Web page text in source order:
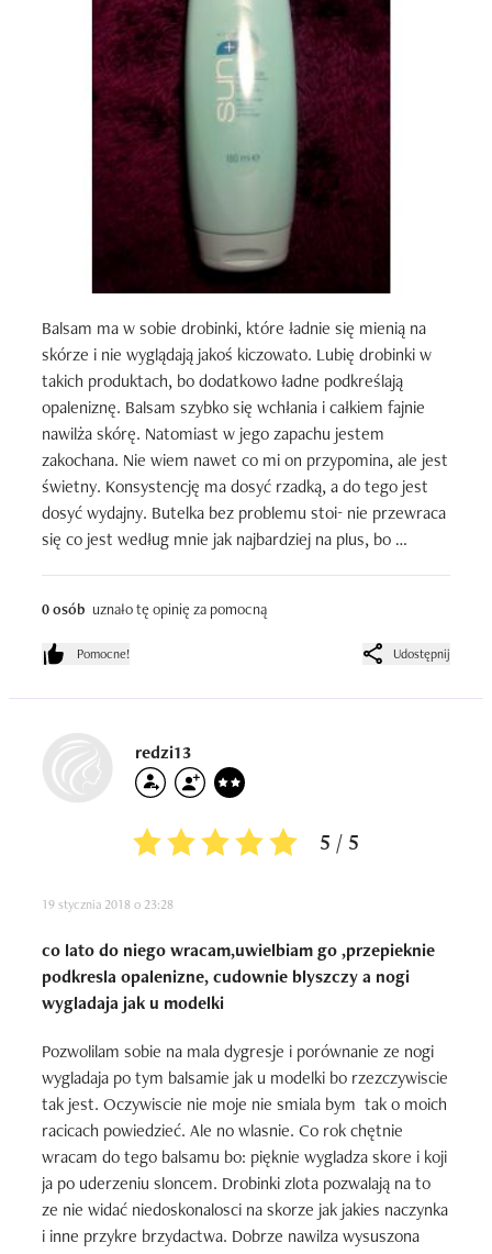
Balsam ma w sobie drobinki, które ładnie się mienią na
skórze i nie wyglądają jakoś kiczowato. Lubię drobinki w
takich produktach, bo dodatkowo ładne podkreślają
opaleniznę. Balsam szybko się wchłania i całkiem fajnie
nawilża skórę. Natomiast w jego zapachu jestem
zakochana. Nie wiem nawet co mi on przypomina, ale jest
świetny. Konsystencję ma dosyć rzadką, a do tego jest
dosyć wydajny. Butelka bez problemu stoi- nie przewraca
się co jest według mnie jak najbardziej na plus, bo
się spodoba- od siebie go polecam.
0 osób uznało tę opinię za pomocną
Pomocne! Udostępnij
redzi13
5 / 5
19 stycznia 2018 o 23:28
co lato do niego wracam,uwielbiam go ,przepieknie
podkresla opalenizne, cudownie blyszczy a nogi
wygladaja jak u modelki
Pozwolilam sobie na mala dygresje i porównanie ze nogi
wygladaja po tym balsamie jak u modelki bo rzezczywiscie
tak jest. Oczywiscie nie moje nie smiala bym  tak o moich
racicach powiedzieć. Ale no wlasnie. Co rok chętnie
wracam do tego balsamu bo: pięknie wygladza skore i koji
ja po uderzeniu sloncem. Drobinki zlota pozwalają na to
ze nie widać niedoskonalosci na skorze jak jakies naczynka
i inne przykre brzydactwa. Dobrze nawilza wysuszona